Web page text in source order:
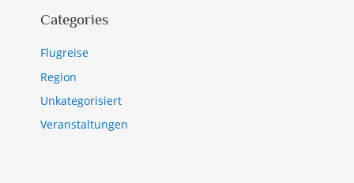
Categories
Flugreise
Region
Unkategorisiert
Veranstaltungen